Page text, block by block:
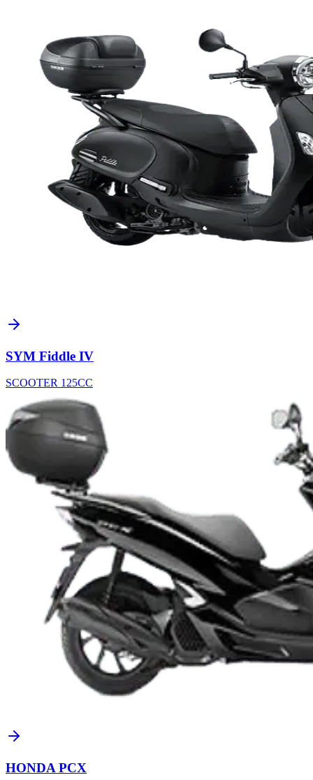
SYM Fiddle IV
SCOOTER 125CC
HONDA PCX